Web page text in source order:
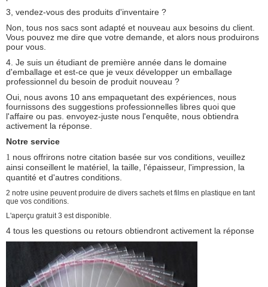
3, vendez-vous des produits d'inventaire ?
Non, tous nos sacs sont adapté et nouveau aux besoins du client.
Vous pouvez me dire que votre demande, et alors nous produirons
pour vous.
4. Je suis un étudiant de première année dans le domaine
d'emballage et est-ce que je veux développer un emballage
professionnel du besoin de produit nouveau ?
Oui, nous avons 10 ans empaquetant des expériences, nous
fournissons des suggestions professionnelles libres quoi que
l'affaire ou pas. envoyez-juste nous l'enquête, nous obtiendra
activement la réponse.
Notre service
1 nous offrirons notre citation basée sur vos conditions, veuillez
ainsi conseillent le matériel, la taille, l'épaisseur, l'impression, la
quantité et d'autres conditions.
2 notre usine peuvent produire de divers sachets et films en plastique en tant
que vos conditions.
L'aperçu gratuit 3 est disponible.
4 tous les questions ou retours obtiendront activement la réponse